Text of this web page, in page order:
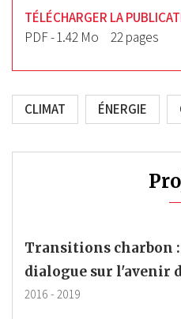
TÉLÉCHARGER LA
PDF - 1.42 Mo
22 pages
CLIMAT ÉNERGIE
Transitions charbon
dialogue sur l'avenir
2016 - 2019